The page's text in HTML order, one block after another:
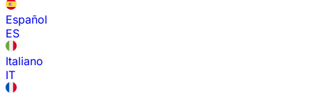
Español
ES
Italiano
IT